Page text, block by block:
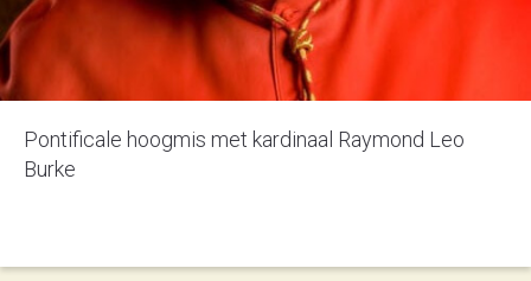
Pontificale hoogmis met kardinaal Raymond Leo
Burke